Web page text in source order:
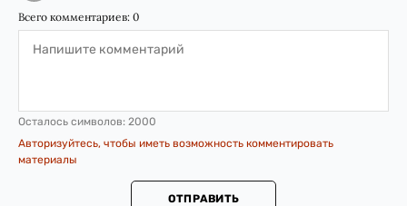
Всего комментариев: 0
Осталось символов: 2000
Авторизуйтесь, чтобы иметь возможность комментировать
материалы
ОТПРАВИТЬ